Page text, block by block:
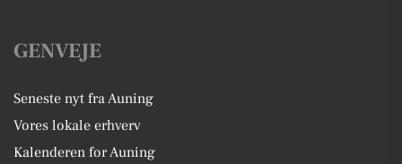
GENVEJE
Seneste nyt fra Auning
Vores lokale erhverv
Kalenderen for Auning